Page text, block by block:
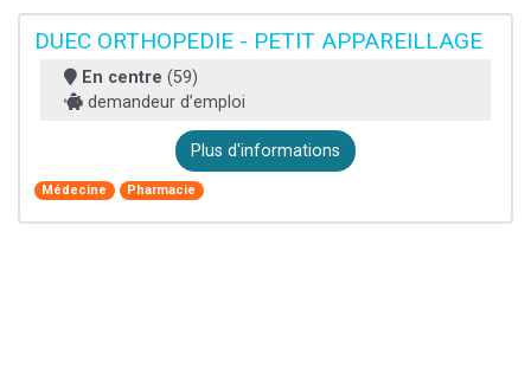
DUEC ORTHOPEDIE - PETIT APPAREILLAGE
En centre (59)
demandeur d’emploi
Plus d'informations
Médecine Pharmacie